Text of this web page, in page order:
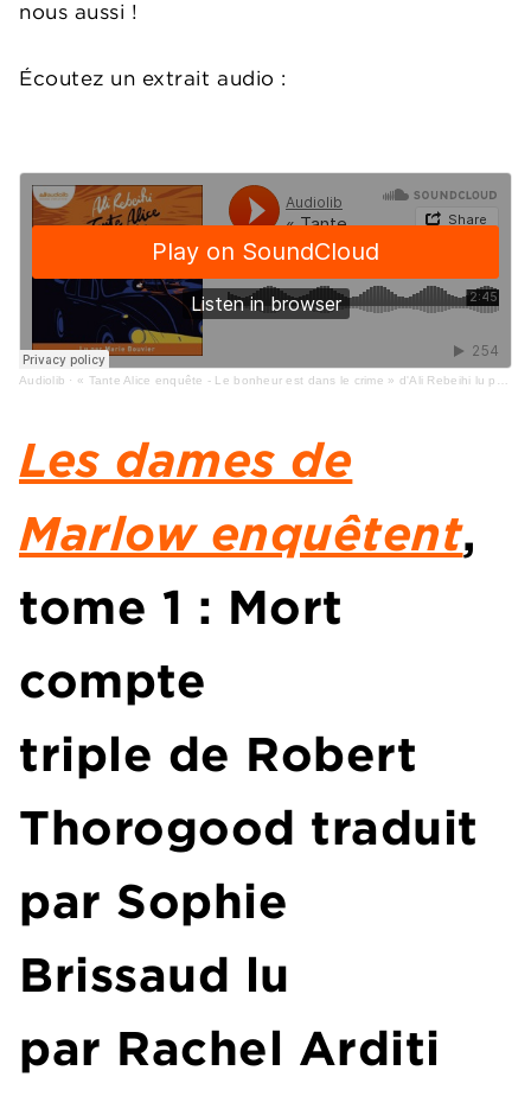
nous aussi !
Écoutez un extrait audio :
Audiolib · « Tante Alice enquête - Le bonheur est dans le crime » d'Ali Rebeihi lu par Marie Bouvier
Les dames de
Marlow enquêtent,
tome 1 : Mort
compte
triple de Robert
Thorogood traduit
par Sophie
Brissaud lu
par Rachel Arditi